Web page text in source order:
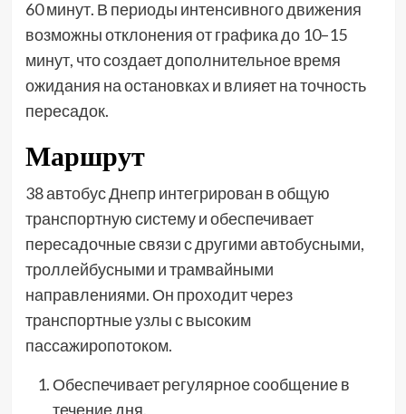
60 минут. В периоды интенсивного движения
возможны отклонения от графика до 10–15
минут, что создает дополнительное время
ожидания на остановках и влияет на точность
пересадок.
Маршрут
38 автобус Днепр интегрирован в общую
транспортную систему и обеспечивает
пересадочные связи с другими автобусными,
троллейбусными и трамвайными
направлениями. Он проходит через
транспортные узлы с высоким
пассажиропотоком.
Обеспечивает регулярное сообщение в
течение дня.